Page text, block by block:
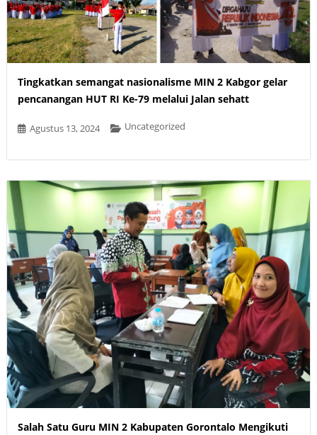
Tingkatkan semangat nasionalisme MIN 2 Kabgor gelar
pencanangan HUT RI Ke-79 melalui Jalan sehatt
Agustus 13, 2024 Uncategorized
Salah Satu Guru MIN 2 Kabupaten Gorontalo Mengikuti